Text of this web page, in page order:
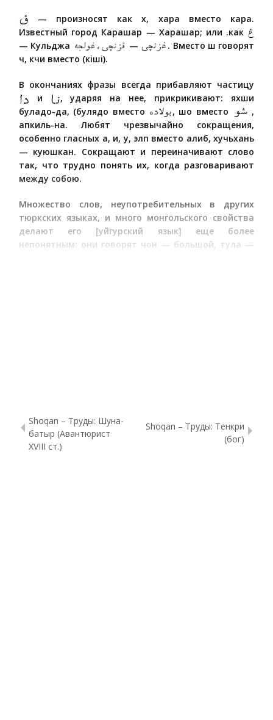
— произносят как х, хара вместо кара.
Известный город Карашар — Харашар; или .как
— Кульджа
—
. Вместо ш говорят
ч, кчи вместо (кiшi).
В окончаниях фразы всегда прибавляют частицу
и
, ударяя на нее, прикрикивают: яхши
буладо-да, (булядо вместо
, шо вместо
,
апкиль-на. Любят чрезвычайно сокращения,
особенно гласных а, и, у, элп вместо алиб, хучьхань
— куюшкан. Сокращают и переиначивают слово
так, что трудно понять их, когда разговаривают
между собою.
Множество слов, неупотребительных в других
тюркских языках, и много монгольского свойства
делают его [уйгурский язык] еще более
непонятным: они говорят чон — большой, тула —
Shoqan – Труды: Шуна-
батыр (Авантюрист
XVIII ст.)
Shoqan – Труды: Тенкри
(бог)